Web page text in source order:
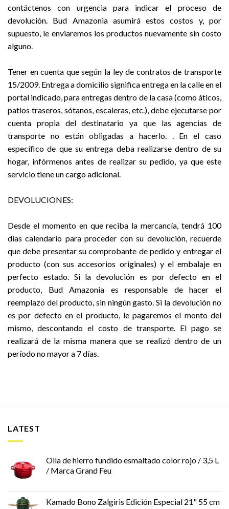
contáctenos con urgencia para indicar el proceso de
devolución. Bud Amazonia asumirá estos costos y, por
supuesto, le enviaremos los productos nuevamente sin costo
alguno.
Tener en cuenta que según la ley de contratos de transporte
15/2009. Entrega a domicilio significa entrega en la calle en el
portal indicado, para entregas dentro de la casa (como áticos,
patios traseros, sótanos, escaleras, etc.), debe ejecutarse por
cuenta propia del destinatario ya que las agencias de
transporte no están obligadas a hacerlo. . En el caso
específico de que su entrega deba realizarse dentro de su
hogar, infórmenos antes de realizar su pedido, ya que este
servicio tiene un cargo adicional.
DEVOLUCIONES:
Desde el momento en que reciba la mercancía, tendrá 100
días calendario para proceder con su devolución, recuerde
que debe presentar su comprobante de pedido y entregar el
producto (con sus accesorios originales) y el embalaje en
perfecto estado. Si la devolución es por defecto en el
producto, Bud Amazonia es responsable de hacer el
reemplazo del producto, sin ningún gasto. Si la devolución no
es por defecto en el producto, le pagaremos el monto del
mismo, descontando el costo de transporte. El pago se
realizará de la misma manera que se realizó dentro de un
período no mayor a 7 días.
LATEST
Olla de hierro fundido esmaltado color rojo / 3,5 L
/ Marca Grand Feu
Kamado Bono Zalgiris Edición Especial 21" 55 cm